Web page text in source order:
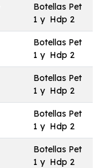
Botellas Pet
1 y Hdp 2
Botellas Pet
1 y Hdp 2
Botellas Pet
1 y Hdp 2
Botellas Pet
1 y Hdp 2
Botellas Pet
1 y Hdp 2